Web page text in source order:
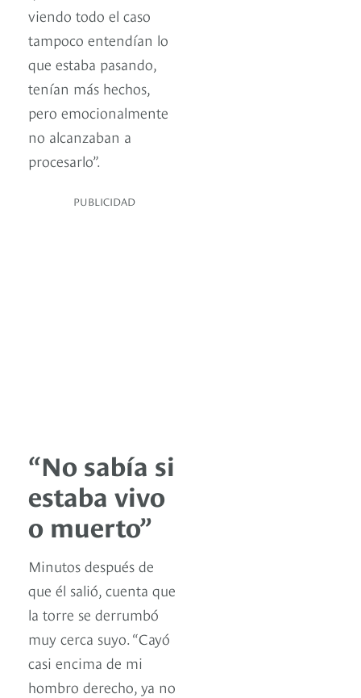
viendo todo el caso
tampoco entendían lo
que estaba pasando,
tenían más hechos,
pero emocionalmente
no alcanzaban a
procesarlo”.
PUBLICIDAD
“No sabía si
estaba vivo
o muerto”
Minutos después de
que él salió, cuenta que
la torre se derrumbó
muy cerca suyo. “Cayó
casi encima de mi
hombro derecho, ya no